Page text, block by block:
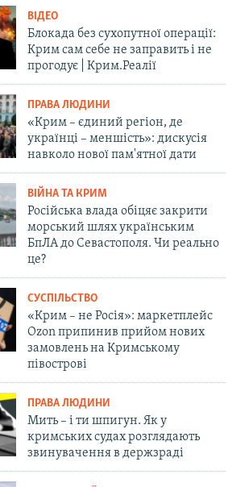
ВІДЕО
Блокада без сухопутної операції:
Крим сам себе не заправить і не
прогодує | Крим.Реалії
ПРАВА ЛЮДИНИ
«Крим – єдиний регіон, де
українці – меншість»: дискусія
навколо нової пам'ятної дати
ВІЙНА ТА КРИМ
Російська влада обіцяє закрити
морський шлях українським
БпЛА до Севастополя. Чи реально
це?
СУСПІЛЬСТВО
«Крим – не Росія»: маркетплейс
Ozon припинив прийом нових
замовлень на Кримському
півострові
ПРАВА ЛЮДИНИ
Мить – і ти шпигун. Як у
кримських судах розглядають
звинувачення в держзраді